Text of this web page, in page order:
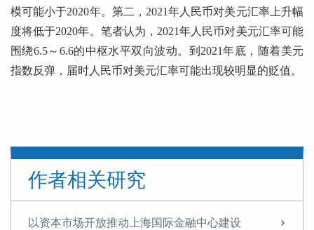
模可能小于2020年。第二，2021年人民币对美元汇率上升幅
度将低于2020年。笔者认为，2021年人民币对美元汇率可能
围绕6.5～6.6的中枢水平双向波动。到2021年底，随着美元
指数反弹，届时人民币对美元汇率可能出现较明显的贬值。
作者相关研究
以资本市场开放推动上海国际金融中心建设